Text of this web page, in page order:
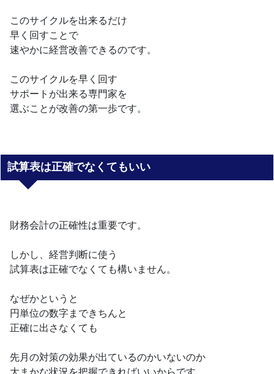
このサイクルを出来るだけ
早く回すことで
速やかに経営改善できるのです。
このサイクルを早く回す
サポートが出来る専門家を
選ぶことが改善の第一歩です。
試算表は正確でなくてもいい
財務会計の正確性は重要です。
しかし、経営判断に使う
試算表は正確でなくても構いません。
なぜかというと
円単位の数字まできちんと
正確に出さなくても
先月の対策の効果が出ているのかいないのか